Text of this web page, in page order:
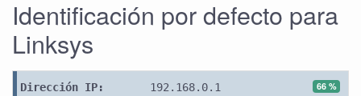
Identificación por defecto para
Linksys
66 %
Dirección IP:
192.168.0.1